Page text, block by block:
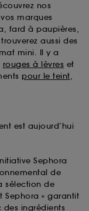
nos
marques
fard à paupières,
aussi des
mini. Il y a
rouges à lèvres et
pour le teint,
est aujourd’hui
Sephora
de
sélection de
Sephora » garantit
des ingrédients